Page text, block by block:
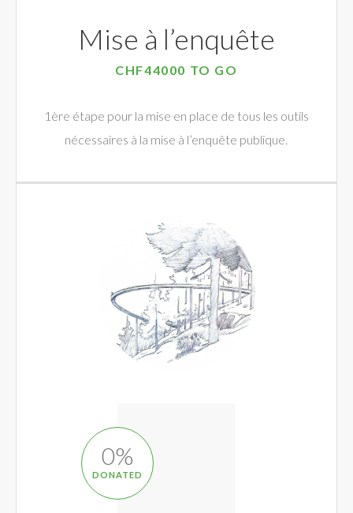
Mise à l’enquête
CHF44000 TO GO
1ère étape pour la mise en place de tous les outils
nécessaires à la mise à l’enquête publique.
0%
DONATED